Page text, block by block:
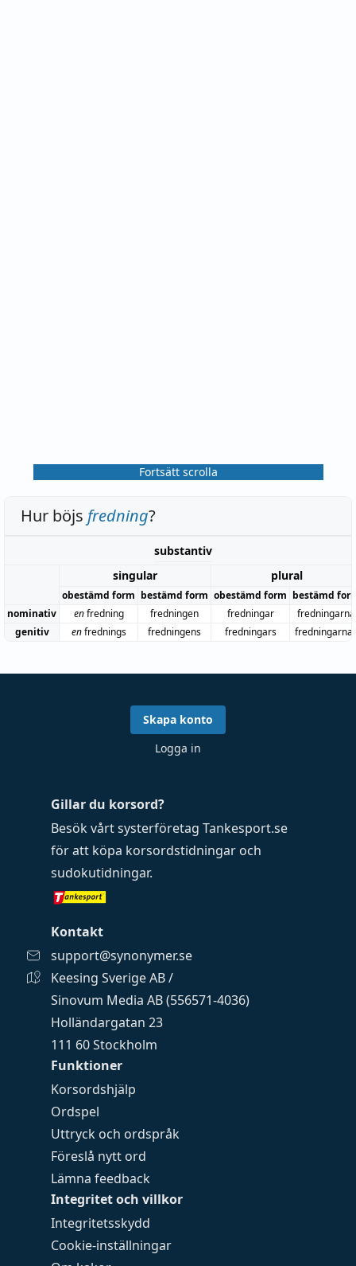
Fortsätt scrolla
Hur böjs fredning?
substantiv
singular
plural
obestämd form bestämd form obestämd form bestämd
nominativ
enfredning fredningen fredningar
fredningarna
genitiv
enfrednings fredningens fredningars
Funktioner
Korsordshjälp
Ordspel
Uttryck och ordspråk
Föreslå nytt ord
Lämna feedback
Integritet och villkor
Integritetsskydd
Cookie-inställningar
Gillar du korsord?
Besök vårt systerföretag Tankesport.se
för att köpa korsordstidningar och
sudokutidningar.
Kontakt
support@synonymer.se
Keesing Sverige AB /
Sinovum Media AB (556571-4036)
Holländargatan 23
111 60 Stockholm
Skapa konto
Logga in